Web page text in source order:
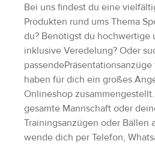
Bei uns findest du eine
Produkten rund ums Thema
du? Benötigst du hochwertige
inklusive Veredelung? Oder
passendePräsentationsanzüge
haben für dich ein großes
Onlineshop
gesamte Mannschaft oder
Trainingsanzügen oder Bällen
wende dich per Telefon,